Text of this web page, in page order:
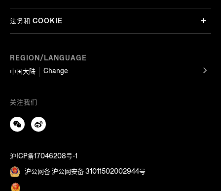
REGION/LANGUAGE
中国大陆
Change
法务和 COOKIE
关注我们
沪ICP备17046208号-1
沪公网备 沪公网安备 31011502002944号